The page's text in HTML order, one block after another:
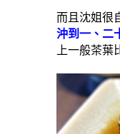
而且沈姐很
沖到一、二
上一般茶葉